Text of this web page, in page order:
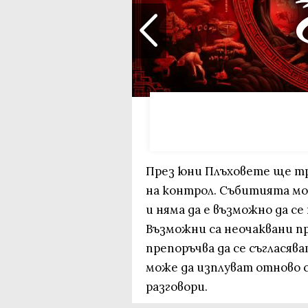
През юни Плъховете ще
на контрол. Събитията
и няма да е възможно да
Възможни са неочаквани
препоръчва да се
може да изплуват отново
разговори.